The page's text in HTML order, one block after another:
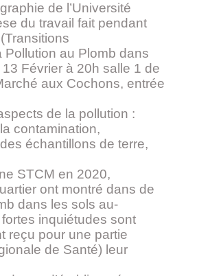
de l’Université
du travail fait pendant
Pollution au Plomb dans
Février à 20h salle 1 de
aux Cochons, entrée
de la pollution :
contamination,
échantillons de terre,
STCM en 2020,
ont montré dans de
dans les sols au-
inquiétudes sont
reçu pour une partie
de Santé) leur